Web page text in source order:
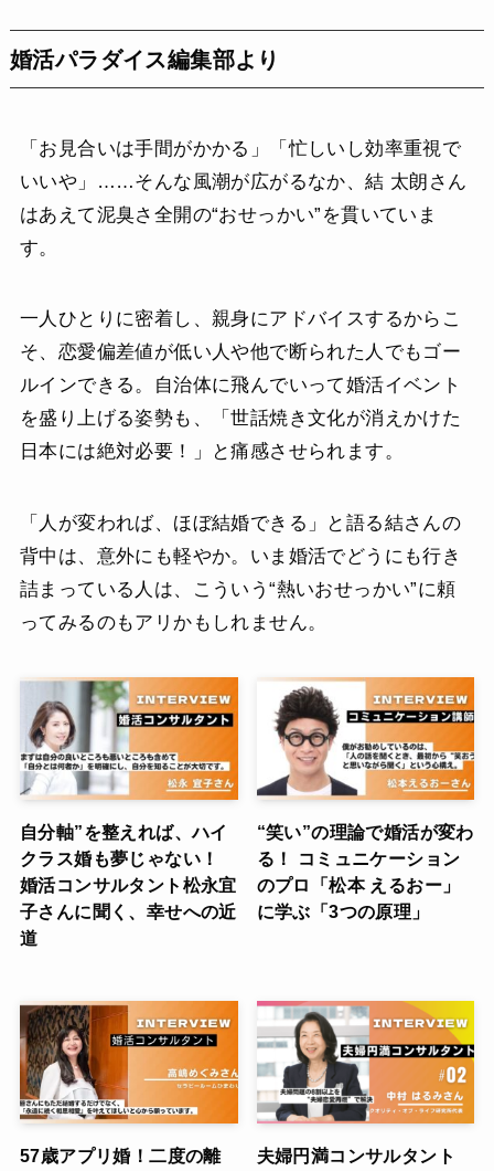
婚活パラダイス編集部より
「お見合いは手間がかかる」「忙しいし効率重視で
いいや」……そんな風潮が広がるなか、結 太朗さん
はあえて泥臭さ全開の“おせっかい”を貫いていま
す。
一人ひとりに密着し、親身にアドバイスするからこ
そ、恋愛偏差値が低い人や他で断られた人でもゴー
ルインできる。自治体に飛んでいって婚活イベント
を盛り上げる姿勢も、「世話焼き文化が消えかけた
日本には絶対必要！」と痛感させられます。
「人が変われば、ほぼ結婚できる」と語る結さんの
背中は、意外にも軽やか。いま婚活でどうにも行き
詰まっている人は、こういう“熱いおせっかい”に頼
ってみるのもアリかもしれません。
自分軸”を整えれば、ハイ
クラス婚も夢じゃない！
婚活コンサルタント松永宜
子さんに聞く、幸せへの近
道
“笑い”の理論で婚活が変わ
る！ コミュニケーション
のプロ「松本 えるおー」
に学ぶ「3つの原理」
57歳アプリ婚！二度の離 夫婦円満コンサルタント